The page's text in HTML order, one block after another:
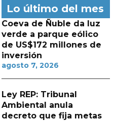
Lo último del mes
Coeva de Ñuble da luz
verde a parque eólico
de US$172 millones de
inversión
agosto 7, 2026
Ley REP: Tribunal
Ambiental anula
decreto que fija metas